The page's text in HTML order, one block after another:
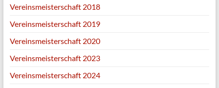
Vereinsmeisterschaft 2018
Vereinsmeisterschaft 2019
Vereinsmeisterschaft 2020
Vereinsmeisterschaft 2023
Vereinsmeisterschaft 2024